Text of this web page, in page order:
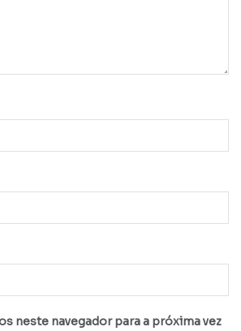
neste navegador para a próxima vez